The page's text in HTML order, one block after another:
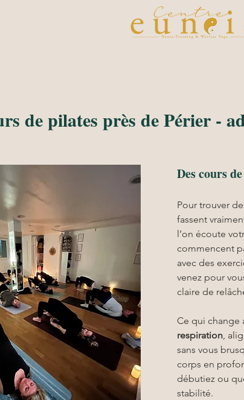
de pilates près de Périer -
Des cours
Pour trouver
fassent
l’on écoute
commencent
avec des
venez pour
claire de
Ce qui change
respiration,
sans vous
corps en
débutiez ou
stabilité.